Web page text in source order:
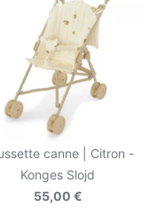
canne | Citron -
Konges Slojd
55,00 €